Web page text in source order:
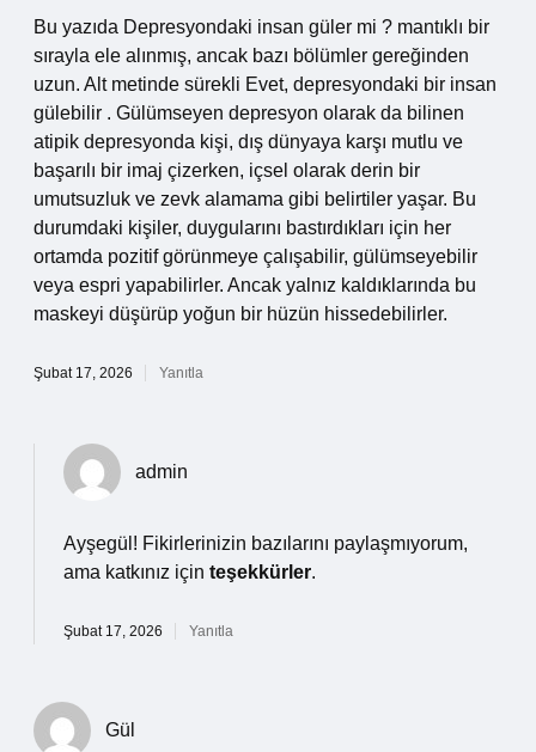
Bu yazıda Depresyondaki insan güler mi ? mantıklı bir
sırayla ele alınmış, ancak bazı bölümler gereğinden
uzun. Alt metinde sürekli Evet, depresyondaki bir insan
gülebilir . Gülümseyen depresyon olarak da bilinen
atipik depresyonda kişi, dış dünyaya karşı mutlu ve
başarılı bir imaj çizerken, içsel olarak derin bir
umutsuzluk ve zevk alamama gibi belirtiler yaşar. Bu
durumdaki kişiler, duygularını bastırdıkları için her
ortamda pozitif görünmeye çalışabilir, gülümseyebilir
veya espri yapabilirler. Ancak yalnız kaldıklarında bu
maskeyi düşürüp yoğun bir hüzün hissedebilirler.
Şubat 17, 2026 Yanıtla
admin
Ayşegül! Fikirlerinizin bazılarını paylaşmıyorum,
ama katkınız için teşekkürler.
Şubat 17, 2026 Yanıtla
Gül